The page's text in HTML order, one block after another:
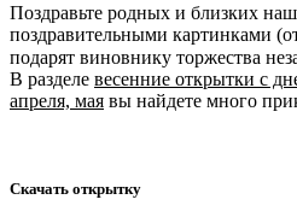
Поздравьте родных и близких
поздравительными картинками
подарят виновнику торжества
В разделе весенние открытки с
апреля, мая вы найдете много
Скачать открытку